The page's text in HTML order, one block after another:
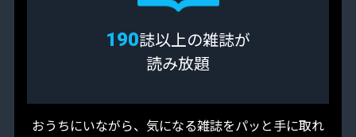
190誌以上の雑誌が
読み放題
おうちにいながら、気になる雑誌をパッと手に取れ